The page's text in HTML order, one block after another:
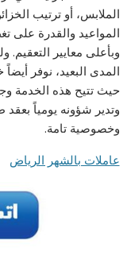
الملابس، أو ترتيب
المواعيد والقدرة على
وبأعلى معايير
المدى البعيد، نوفر
حيث تتيح هذه الخدمة
وتدير شؤونه يومياً بعقد
وخصوصية تامة.
عاملات بالشهر الرياض